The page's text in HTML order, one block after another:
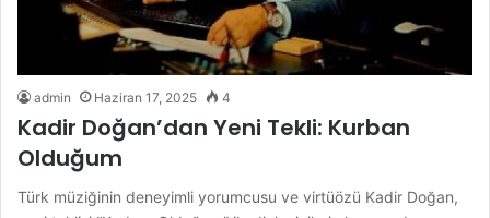
admin Haziran 17, 2025 4
Kadir Doğan’dan Yeni Tekli: Kurban
Olduğum
Türk müziğinin deneyimli yorumcusu ve virtüözü Kadir Doğan,